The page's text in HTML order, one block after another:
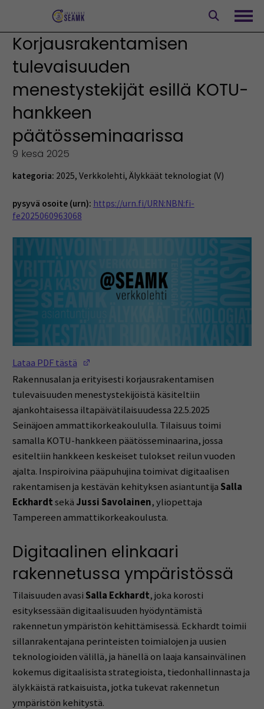
Korjausrakentamisen
tulevaisuuden
menestystekijät esillä KOTU-
hankkeen
päätösseminaarissa
9 kesä 2025
kategoria: 2025, Verkkolehti, Älykkäät teknologiat (V)
pysyvä osoite (urn): https://urn.fi/URN:NBN:fi-
fe2025060963068
Lataa PDF tästä
Rakennusalan ja erityisesti korjausrakentamisen
tulevaisuuden menestystekijöistä käsiteltiin
ajankohtaisessa iltapäivätilaisuudessa 22.5.2025
Seinäjoen ammattikorkeakoululla. Tilaisuus toimi
samalla KOTU-hankkeen päätösseminaarina, jossa
esiteltiin hankkeen keskeiset tulokset reilun vuoden
ajalta. Inspiroivina pääpuhujina toimivat digitaalisen
rakentamisen ja kestävän kehityksen asiantuntija Salla
Eckhardtsekä Jussi Savolainen, yliopettaja
Tampereen ammattikorkeakoulusta.
Digitaalinen elinkaari
rakennetussa ympäristössä
Tilaisuuden avasi Salla Eckhardt, joka korosti
esityksessään digitaalisuuden hyödyntämistä
rakennetun ympäristön kehittämisessä. Eckhardt toimii
sillanrakentajana perinteisten toimialojen ja uusien
teknologioiden välillä, ja hänellä on laaja kansainvälinen
kokemus digitaalisista strategioista, tiedonhallinnasta ja
älykkäistä ratkaisuista, jotka tukevat rakennetun
ympäristön kehitystä.